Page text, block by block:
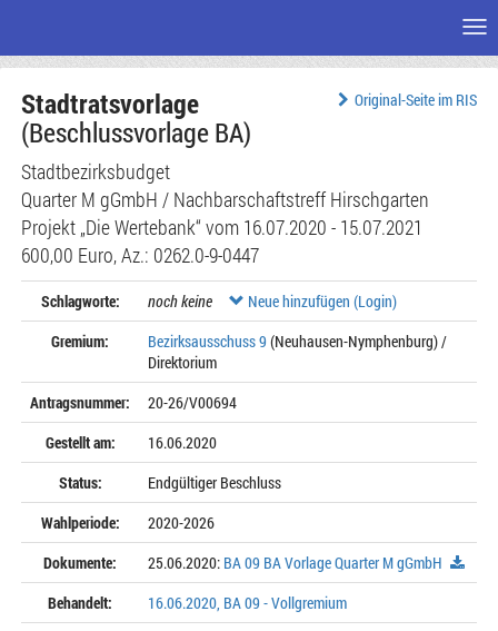
Seiteninhalt
Original-Seite im RIS
Stadtratsvorlage
(Beschlussvorlage BA)
Stadtbezirksbudget
Quarter M gGmbH / Nachbarschaftstreff Hirschgarten
Projekt „Die Wertebank“ vom 16.07.2020 - 15.07.2021
600,00 Euro, Az.: 0262.0-9-0447
Schlagworte: noch keine
Neue hinzufügen (Login)
Gremium:
Bezirksausschuss 9 (Neuhausen-Nymphenburg) /
Direktorium
Antragsnummer:
20-26/V00694
Gestellt am:
16.06.2020
Status:
Endgültiger Beschluss
Wahlperiode:
2020-2026
Dokumente:
25.06.2020: BA 09 BA Vorlage Quarter M gGmbH
Behandelt:
16.06.2020, BA 09 - Vollgremium